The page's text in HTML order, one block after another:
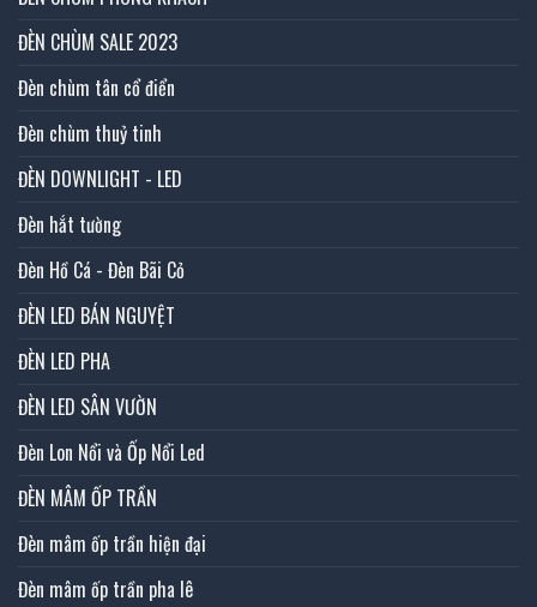
ĐÈN CHÙM SALE 2023
Đèn chùm tân cổ điển
Đèn chùm thuỷ tinh
ĐÈN DOWNLIGHT - LED
Đèn hắt tường
Đèn Hồ Cá - Đèn Bãi Cỏ
ĐÈN LED BÁN NGUYỆT
ĐÈN LED PHA
ĐÈN LED SÂN VƯỜN
Đèn Lon Nổi và Ốp Nổi Led
ĐÈN MÂM ỐP TRẦN
Đèn mâm ốp trần hiện đại
Đèn mâm ốp trần pha lê